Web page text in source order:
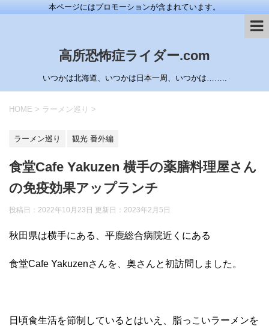
本ページにはプロモーションが含まれています。
高所恐怖症ライダー.com
いつかは北海道、いつかは日本一周、いつかは……..
HOME > ラーメン巡り >
ラーメン巡り 観光 番外編
食堂Cafe Yakuzen 横手の薬膳料理屋さん
の免疫効果アップランチ
投稿日：2022年10月23日 更新日： 2023年2月5日
秋田県は横手にある、平鹿総合病院近くにある
食堂Cafe Yakuzenさんを、奥さんと初訪問しました。
日頃食生活を節制しているとはいえ、脂っこいラーメンを